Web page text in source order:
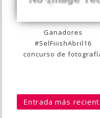
Ganadores
#SelFiiishAbril16
concurso de
Entrada más